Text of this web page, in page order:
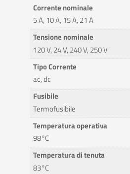
Corrente nominale
5 A, 10 A, 15 A, 21 A
Tensione nominale
120 V, 24 V, 240 V, 250 V
Tipo Corrente
ac, dc
Fusibile
Termofusibile
Temperatura operativa
98°C
Temperatura di tenuta
83°C